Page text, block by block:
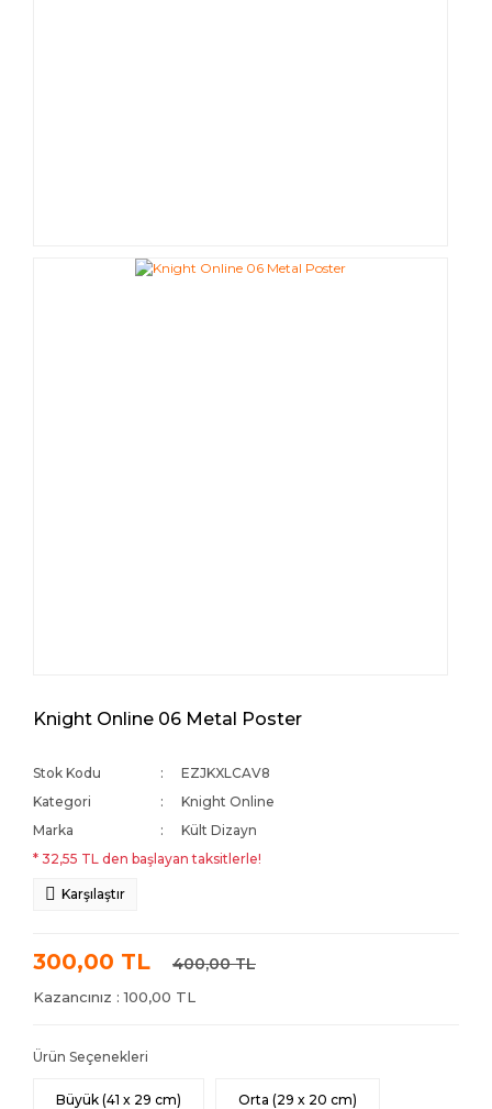
Knight Online 06 Metal Poster
Stok Kodu
EZJKXLCAV8
Kategori
Knight Online
Marka
Kült Dizayn
* 32,55 TL den başlayan taksitlerle!
Karşılaştır
300,00 TL 400,00 TL
Kazancınız : 100,00 TL
Ürün Seçenekleri
Büyük (41 x 29 cm) Orta (29 x 20 cm)